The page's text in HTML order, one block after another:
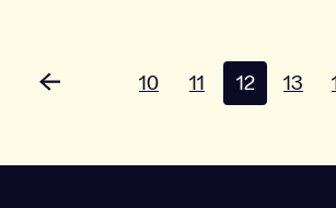
10 11 12 13